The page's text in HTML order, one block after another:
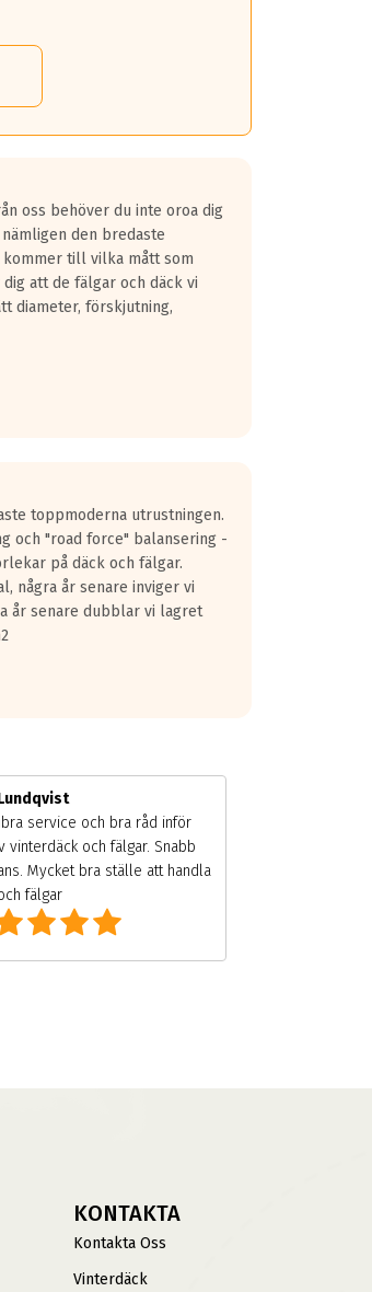
oss behöver du inte oroa dig
den bredaste
till vilka mått som
att de fälgar och däck vi
diameter, förskjutning,
toppmoderna utrustningen.
och "road force" balansering -
på däck och fälgar.
några år senare inviger vi
år senare dubblar vi lagret
service och bra råd inför
vinterdäck och fälgar. Snabb
Mycket bra ställe att handla
fälgar
KONTAKTA
Kontakta Oss
Vinterdäck